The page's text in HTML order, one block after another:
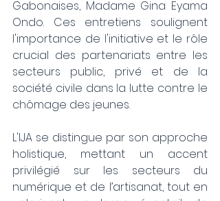
Gabonaises, Madame Gina Eyama
Ondo. Ces entretiens soulignent
l'importance de l'initiative et le rôle
crucial des partenariats entre les
secteurs public, privé et de la
société civile dans la lutte contre le
chômage des jeunes.
L'IJA se distingue par son approche
holistique, mettant un accent
privilégié sur les secteurs du
numérique et de l’artisanat, tout en